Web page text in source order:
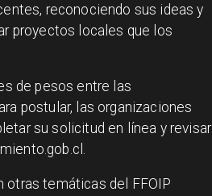
reconociendo sus ideas y
proyectos locales que los
de pesos entre las
postular, las organizaciones
su solicitud en línea y revisar
otras temáticas del FFOIP